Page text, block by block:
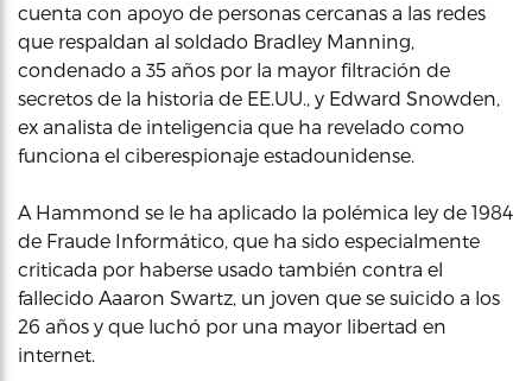
cuenta con apoyo de personas cercanas a las redes
que respaldan al soldado Bradley Manning,
condenado a 35 años por la mayor filtración de
secretos de la historia de EE.UU., y Edward Snowden,
ex analista de inteligencia que ha revelado como
funciona el ciberespionaje estadounidense.
A Hammond se le ha aplicado la polémica ley de 1984
de Fraude Informático, que ha sido especialmente
criticada por haberse usado también contra el
fallecido Aaaron Swartz, un joven que se suicido a los
26 años y que luchó por una mayor libertad en
internet.